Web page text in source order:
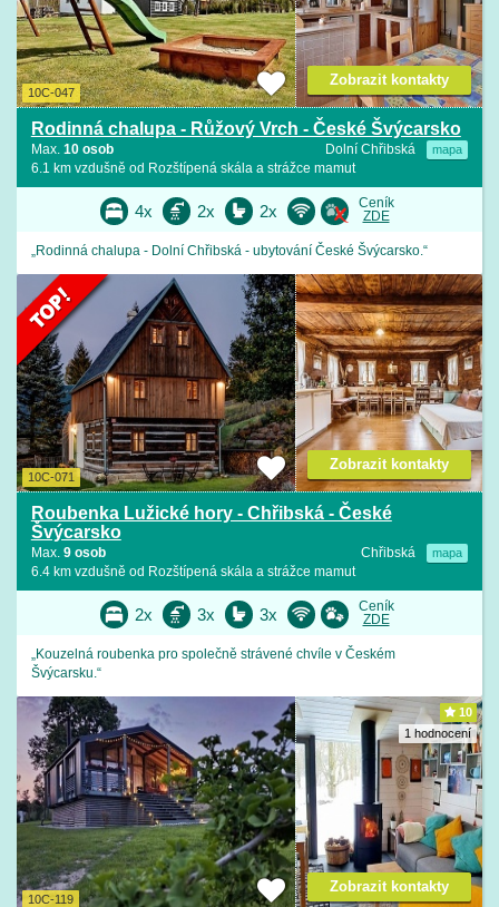
10C-047
Rodinná chalupa - Růžový Vrch - České Švýcarsko
Dolní Chřibská mapa
Max. 10 osob
6.1 km vzdušně od Rozštípená skála a strážce mamut
Zobrazit kontakty
4x 2x 2x
Ceník
ZDE
„Rodinná chalupa - Dolní Chřibská - ubytování České Švýcarsko.“
10C-071
Roubenka Lužické hory - Chřibská - České
Švýcarsko
Chřibská mapa
Max. 9 osob
6.4 km vzdušně od Rozštípená skála a strážce mamut
Zobrazit kontakty
2x 3x 3x
Ceník
ZDE
„Kouzelná roubenka pro společně strávené chvíle v Českém
Švýcarsku.“
10
1 hodnocení
10C-119
Zobrazit kontakty